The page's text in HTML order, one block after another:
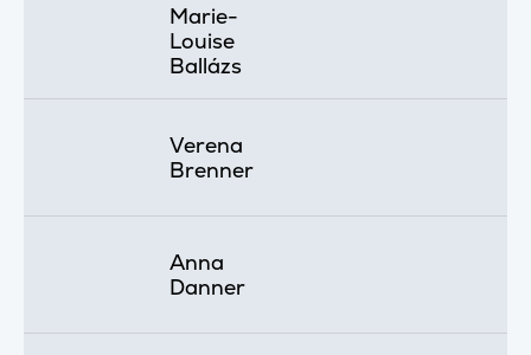
Marie-
Louise
Ballázs
Verena
Brenner
Anna
Danner